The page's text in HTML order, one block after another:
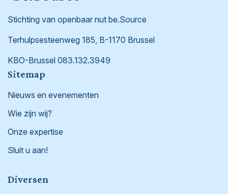
Stichting van openbaar nut be.Source
Terhulpsesteenweg 185, B-1170 Brussel
KBO-Brussel 083.132.3949
Footer
Sitemap
Nieuws en evenementen
Wie zijn wij?
Onze expertise
Sluit u aan!
Diversen